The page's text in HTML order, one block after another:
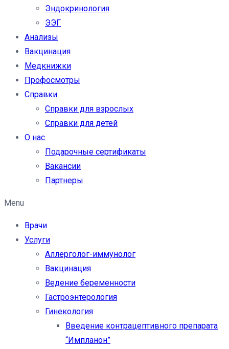
Эндокринология
ЭЭГ
Анализы
Вакцинация
Медкнижки
Профосмотры
Справки
Справки для взрослых
Справки для детей
О нас
Подарочные сертификаты
Вакансии
Партнеры
Menu
Врачи
Услуги
Аллерголог-иммунолог
Вакцинация
Ведение беременности
Гастроэнтерология
Гинекология
Введение контрацептивного препарата
“Импланон”